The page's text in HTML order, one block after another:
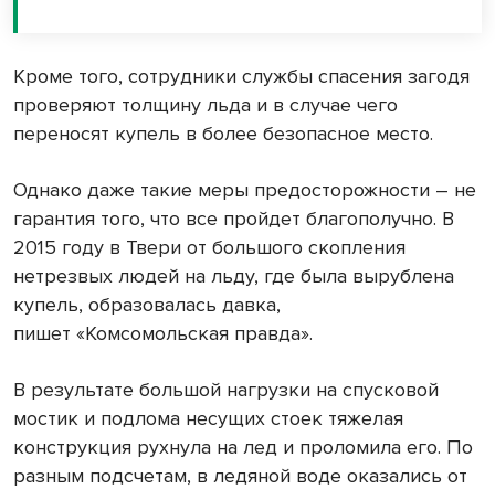
Кроме того, сотрудники службы спасения загодя
проверяют толщину льда и в случае чего
переносят купель в более безопасное место.
Однако даже такие меры предосторожности – не
гарантия того, что все пройдет благополучно. В
2015 году в Твери от большого скопления
нетрезвых людей на льду, где была вырублена
купель, образовалась давка,
пишет «Комсомольская правда».
В результате большой нагрузки на спусковой
мостик и подлома несущих стоек тяжелая
конструкция рухнула на лед и проломила его. По
разным подсчетам, в ледяной воде оказались от